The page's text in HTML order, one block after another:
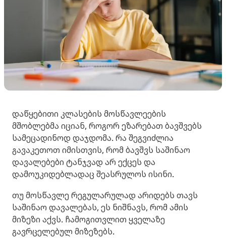
დაწყებითი კლასების მოსწავლეების
მშობლებმა იციან, როგორ ეზარებათ ბავშვებს
სამეცადინოდ დაჯდომა. რა შეგვიძლია
გავაკეთოთ იმისთვის, რომ ბავშვს საშინაო
დავალებები ტანჯვად არ ექცეს და
დამოუკიდებლადაც შეასრულოს ისინი.
თუ მოსწავლე რეგულარულად არიდებს თავს
საშინაო დავალებას, ეს ნიშნავს, რომ ამის
მიზეზი აქვს. ჩამოგითვლით ყველაზე
გავრცელებულ მიზეზებს.